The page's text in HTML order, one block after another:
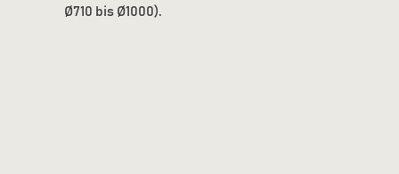
Ø710 bis Ø1000).